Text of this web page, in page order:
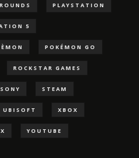
PLAYSTATION
5
POKÉMON GO
ROCKSTAR GAMES
SONY STEAM
UBISOFT XBOX
YOUTUBE